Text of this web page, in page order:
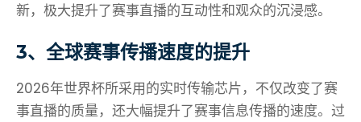
新，极大提升了赛事直播的互动性和观众的沉浸感。
3、全球赛事传播速度的提升
2026年世界杯所采用的实时传输芯片，不仅改变了赛
事直播的质量，还大幅提升了赛事信息传播的速度。过